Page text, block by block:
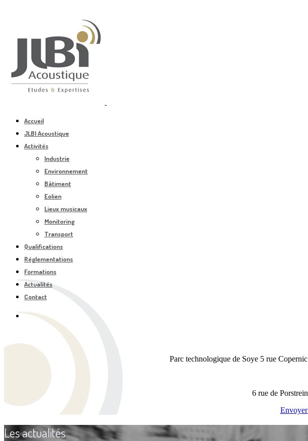
Accueil
JLBI Acoustique
Activités
Industrie
Environnement
Bâtiment
Eolien
Lieux musicaux
Monitoring
Transport
Qualifications
Réglementations
Formations
Actualités
Contact
Parc technologique de Soye 5 rue
6 rue de
Les actualités